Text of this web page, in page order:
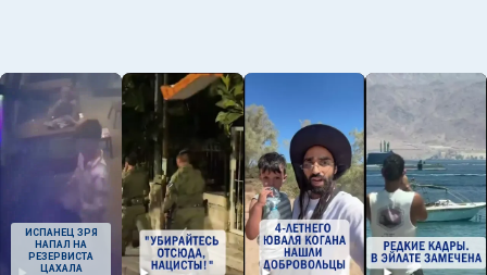
ИСПАНЕЦ ЗРЯ
НАПАЛ НА
РЕЗЕРВИСТА
ЦАХАЛА